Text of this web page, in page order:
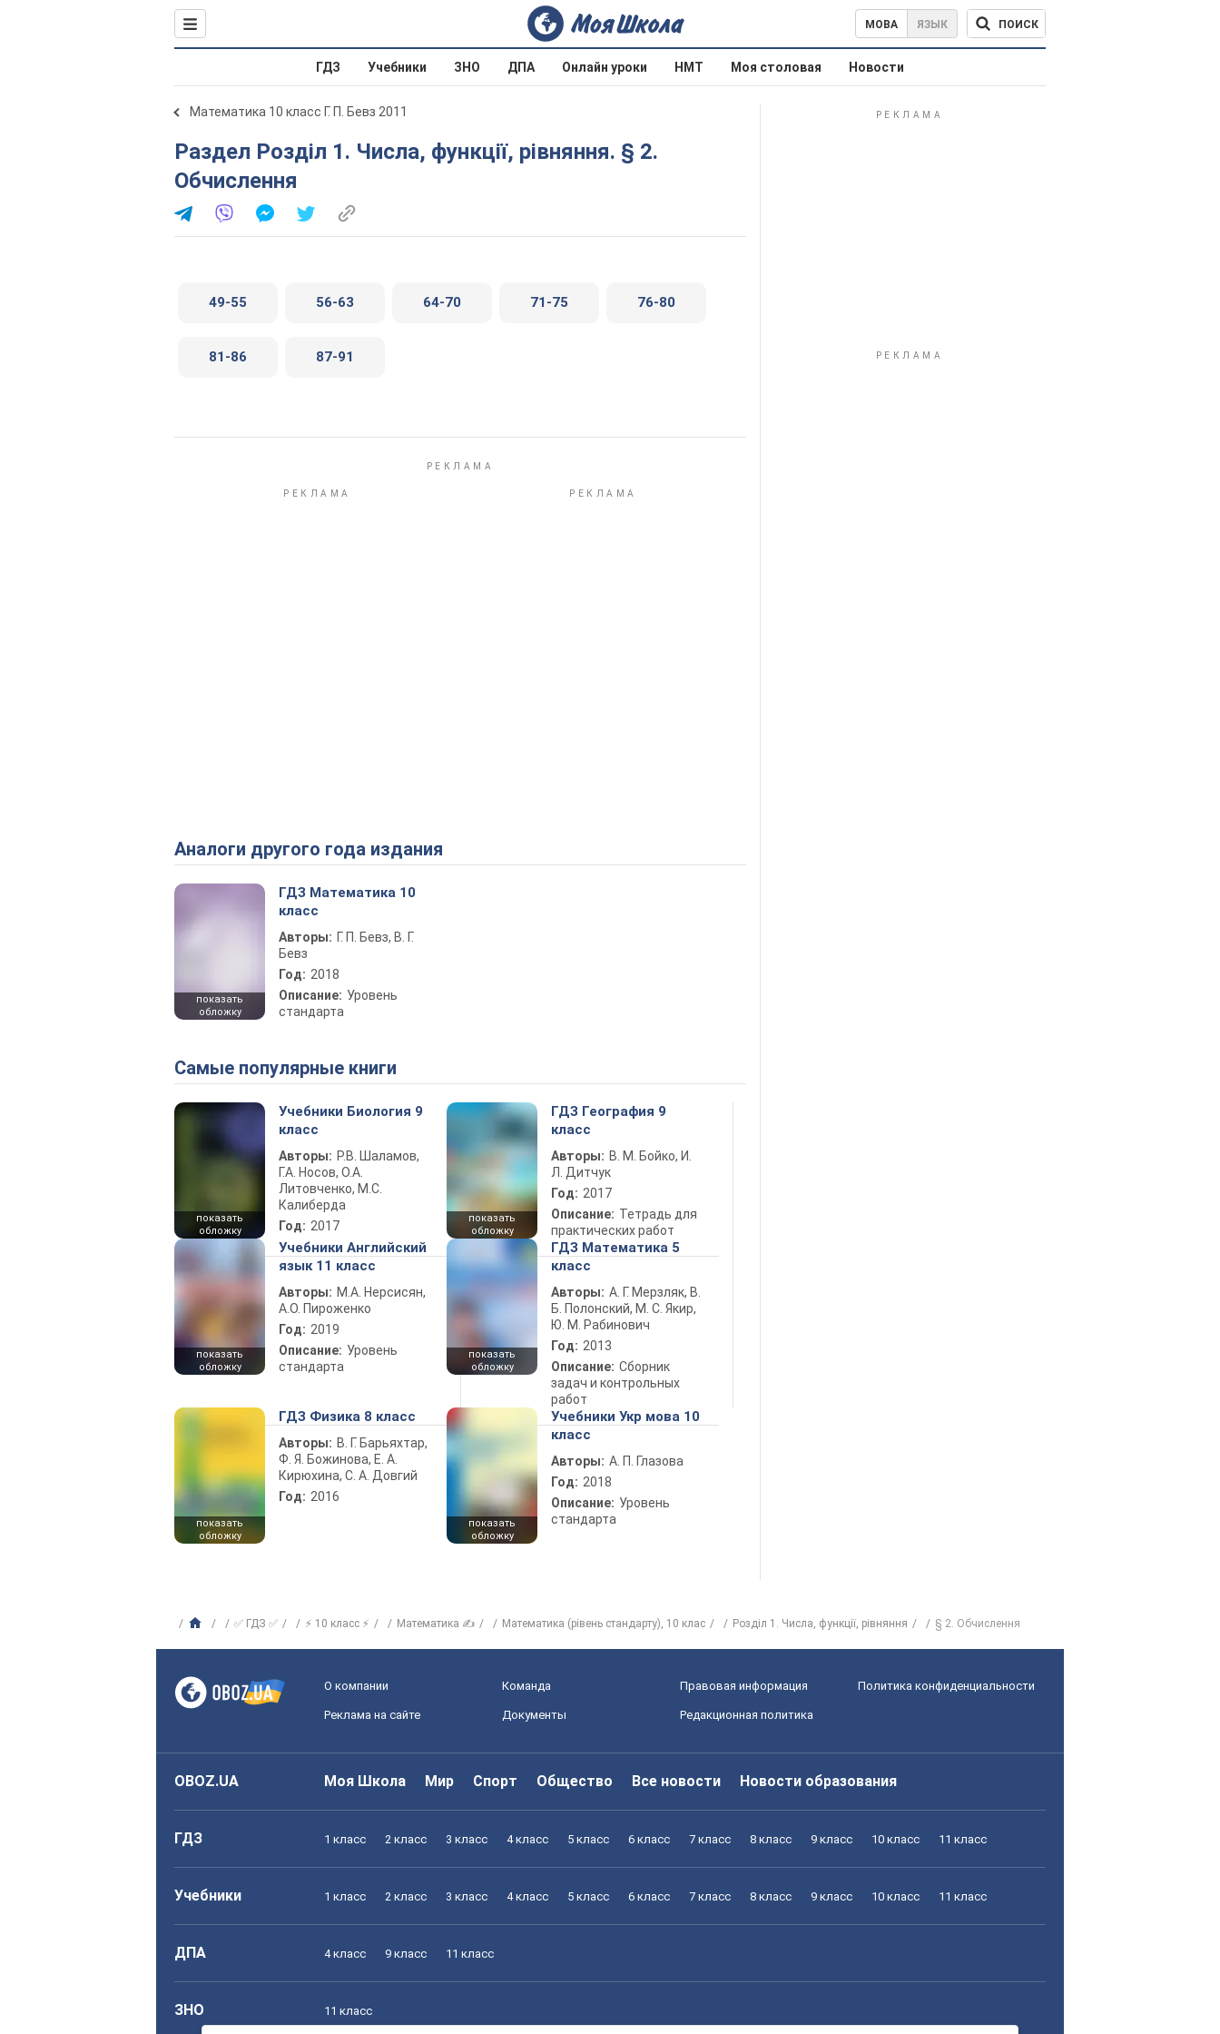
МОВА ЯЗЫК ПОИСК
ГДЗ Учебники ЗНО ДПА Онлайн уроки НМТ Моя столовая Новости
Математика 10 класс Г. П. Бевз 2011
Раздел Розділ 1. Числа, функції, рівняння. § 2.
Обчислення
49-55 56-63 64-70 71-75 76-80
81-86 87-91
Аналоги другого года издания
показать
обложку
ГДЗ Математика 10
класс
Авторы: Г. П. Бевз, В. Г.
Бевз
Год: 2018
Описание: Уровень
стандарта
Самые популярные книги
показать
обложку
Учебники Биология 9
класс
Авторы: Р.В. Шаламов,
Г.А. Носов, О.А.
Литовченко, М.С.
Калиберда
Год: 2017
показать
обложку
ГДЗ География 9
класс
Авторы: В. М. Бойко, И.
Л. Дитчук
Год: 2017
Описание: Тетрадь для
практических работ
показать
обложку
Учебники Английский
язык 11 класс
Авторы: М.А. Нерсисян,
А.О. Пироженко
Год: 2019
Описание: Уровень
стандарта
показать
обложку
ГДЗ Математика 5
класс
Авторы: А. Г. Мерзляк, В.
Б. Полонский, М. С. Якир,
Ю. М. Рабинович
Год: 2013
Описание: Сборник
задач и контрольных
работ
показать
обложку
ГДЗ Физика 8 класс
Авторы: В. Г. Барьяхтар,
Ф. Я. Божинова, Е. А.
Кирюхина, С. А. Довгий
Год: 2016
показать
обложку
Учебники Укр мова 10
класс
Авторы: А. П. Глазова
Год: 2018
Описание: Уровень
стандарта
✅ ГДЗ ✅ ⚡ 10 класс ⚡ Математика ✍ Математика (рівень стандарту), 10 клас Розділ 1. Числа, функції, рівняння § 2. Обчислення
О компании Команда Правовая информация Политика конфиденциальности
Реклама на сайте Документы Редакционная политика
OBOZ.UA Моя Школа Мир Спорт Общество Все новости Новости образования
ГДЗ 1 класс 2 класс 3 класс 4 класс 5 класс 6 класс 7 класс 8 класс 9 класс 10 класс 11 класс
Учебники 1 класс 2 класс 3 класс 4 класс 5 класс 6 класс 7 класс 8 класс 9 класс 10 класс 11 класс
ДПА 4 класс 9 класс 11 класс
ЗНО 11 класс